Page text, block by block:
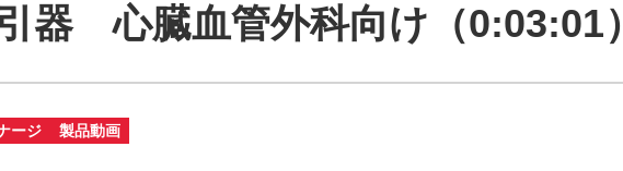
器 心臓血管外科向け（0:03:01）
ージ 製品動画